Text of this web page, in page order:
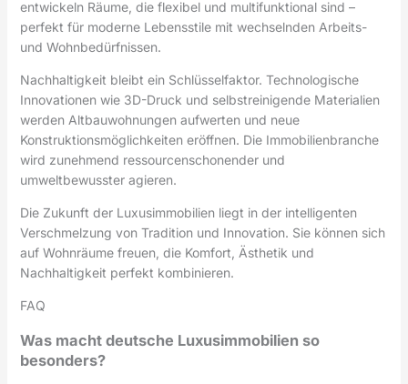
entwickeln Räume, die flexibel und multifunktional sind –
perfekt für moderne Lebensstile mit wechselnden Arbeits-
und Wohnbedürfnissen.
Nachhaltigkeit bleibt ein Schlüsselfaktor. Technologische
Innovationen wie 3D-Druck und selbstreinigende Materialien
werden Altbauwohnungen aufwerten und neue
Konstruktionsmöglichkeiten eröffnen. Die Immobilienbranche
wird zunehmend ressourcenschonender und
umweltbewusster agieren.
Die Zukunft der Luxusimmobilien liegt in der intelligenten
Verschmelzung von Tradition und Innovation. Sie können sich
auf Wohnräume freuen, die Komfort, Ästhetik und
Nachhaltigkeit perfekt kombinieren.
FAQ
Was macht deutsche Luxusimmobilien so
besonders?